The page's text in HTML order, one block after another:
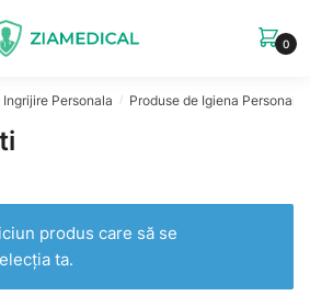
0
Ingrijire Personala / Produse de Igiena Personala
produs care să se
ta.